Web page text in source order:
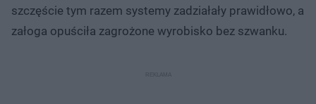
szczęście tym razem systemy zadziałały prawidłowo, a
załoga opuściła zagrożone wyrobisko bez szwanku.